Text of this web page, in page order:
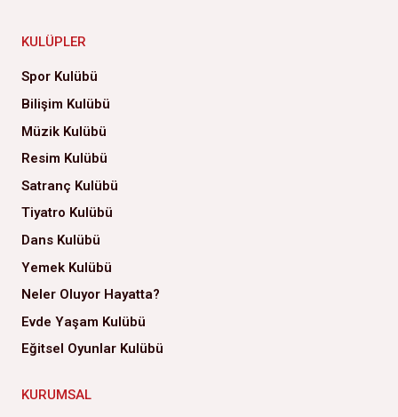
KULÜPLER
Spor Kulübü
Bilişim Kulübü
Müzik Kulübü
Resim Kulübü
Satranç Kulübü
Tiyatro Kulübü
Dans Kulübü
Yemek Kulübü
Neler Oluyor Hayatta?
Evde Yaşam Kulübü
Eğitsel Oyunlar Kulübü
KURUMSAL